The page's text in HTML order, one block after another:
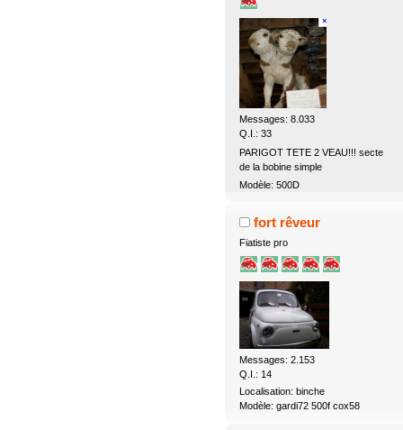
Messages: 8.033
Q.I.: 33
PARIGOT TETE 2 VEAU!!! secte
de la bobine simple
Modèle: 500D
fort rêveur
Fiatiste pro
Messages: 2.153
Q.I.: 14
Localisation: binche
Modèle: gardi72 500f cox58